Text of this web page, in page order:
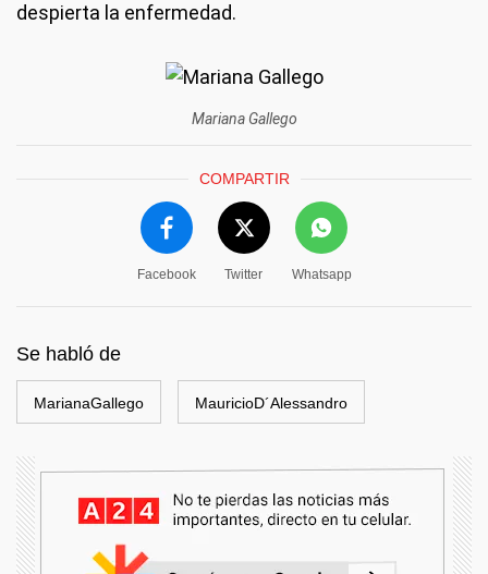
despierta la enfermedad.
Mariana Gallego
COMPARTIR
Facebook Twitter Whatsapp
Se habló de
MarianaGallego MauricioD´Alessandro